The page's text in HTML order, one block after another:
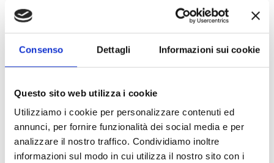
Consenso Dettagli Informazioni sui cookie
Questo sito web utilizza i cookie
Utilizziamo i cookie per personalizzare contenuti ed
annunci, per fornire funzionalità dei social media e per
analizzare il nostro traffico. Condividiamo inoltre
informazioni sul modo in cui utilizza il nostro sito con i
necessario agli scopi per i quali
essi sono raccolti o
successivamente trattati;
trattati secondo procedure
autorità di controllo (“Lead
Authority”), identificata con
riferimento allo Stato presso il
quale il Titolare ha la sede
principale.